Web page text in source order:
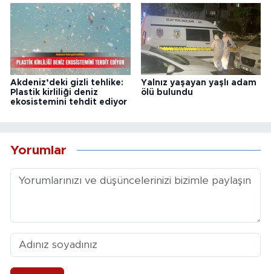
Akdeniz’deki gizli tehlike:
Plastik kirliliği deniz
ekosistemini tehdit ediyor
Yalnız yaşayan yaşlı adam
ölü bulundu
Yorumlar